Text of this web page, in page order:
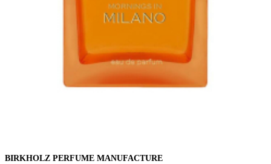
BIRKHOLZ PERFUME MANUFACTURE